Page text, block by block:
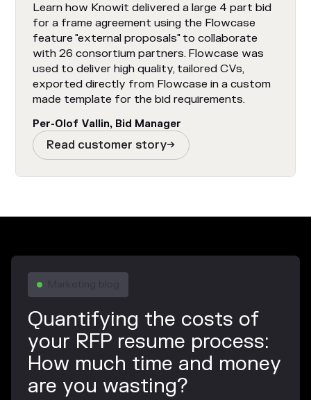
Learn how Knowit delivered a large 4 part bid
for a frame agreement using the Flowcase
feature "external proposals" to collaborate
with 26 consortium partners. Flowcase was
used to deliver high quality, tailored CVs,
exported directly from Flowcase in a custom
made template for the bid requirements.
Per-Olof Vallin, Bid Manager
Read customer story

Quantifying the costs of
your RFP resume process:
How much time and money
are you wasting?